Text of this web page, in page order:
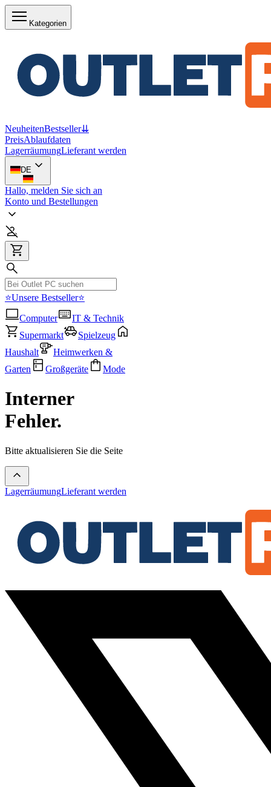
Kategorien
NeuheitenBestseller⇊
PreisAblaufdaten
LagerräumungLieferant werden
DE
Hallo, melden Sie sich an
Konto und Bestellungen
⭐Unsere Bestseller⭐
Computer
IT & Technik
Supermarkt
Spielzeug
Haushalt
Heimwerken &
Garten
Großgeräte Mode
Interner
Fehler.
Bitte aktualisieren Sie die Seite
LagerräumungLieferant werden